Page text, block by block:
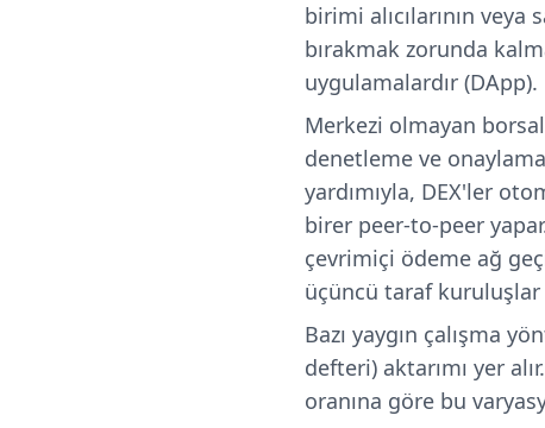
birimi alıcılarının
bırakmak zorunda
uygulamalardır (DApp).
Merkezi olmayan
denetleme ve
yardımıyla, DEX'ler
birer peer-to-peer
çevrimiçi ödeme ağ
üçüncü taraf kuruluşlar
Bazı yaygın çalışma
defteri) aktarımı yer
oranına göre bu